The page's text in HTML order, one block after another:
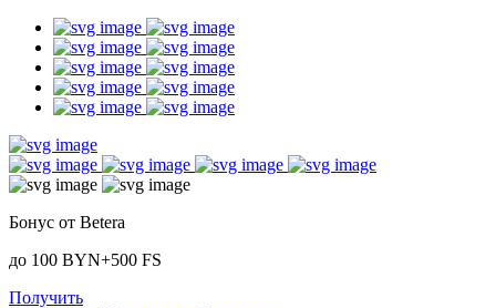
Бонус от Betera
до 100 BYN+500 FS
Получить